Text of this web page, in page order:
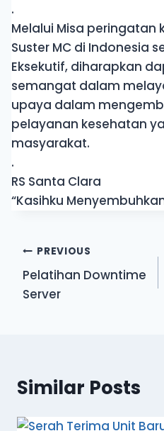
.
Melalui Misa
Suster MC di Indonesia
Eksekutif, diharapkan
semangat dalam
upaya dalam
pelayanan kesehatan
masyarakat.
.
RS Santa Clara
“Kasihku
PREVIOUS
Pelatihan Downtime
Server
Similar Posts